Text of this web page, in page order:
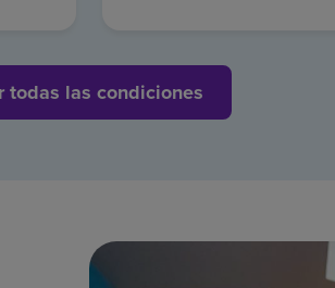
todas las condiciones